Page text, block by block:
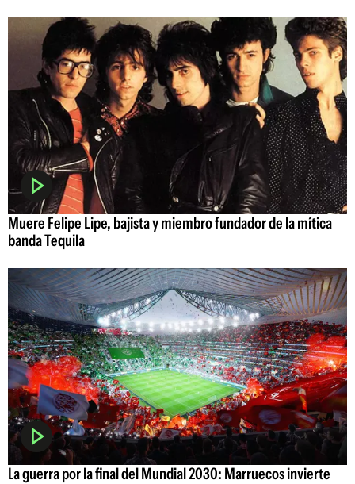
Muere Felipe Lipe, bajista y miembro fundador de la mítica
banda Tequila
La guerra por la final del Mundial 2030: Marruecos invierte